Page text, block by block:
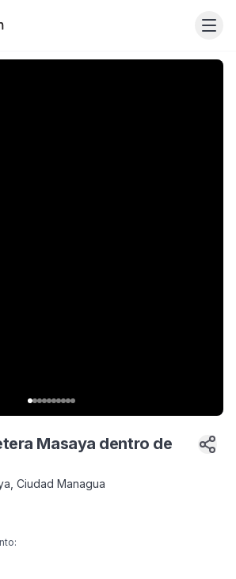
Masaya dentro de
, Ciudad Managua
: